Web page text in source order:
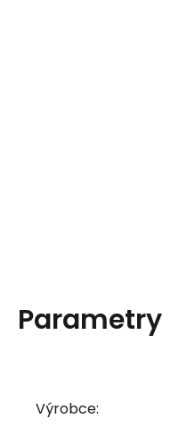
Parametry
Výrobce: